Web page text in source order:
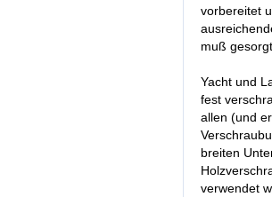
vorbereitet
muß
Yacht und
fest
allen (und
breiten
verwendet